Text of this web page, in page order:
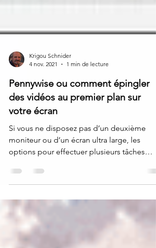
4 nov. 2021
Pennywise ou comment épingler
des vidéos au premier plan sur
votre écran
Si vous ne disposez pas d’un deuxième
moniteur ou d’un écran ultra large, les
options pour effectuer plusieurs tâches